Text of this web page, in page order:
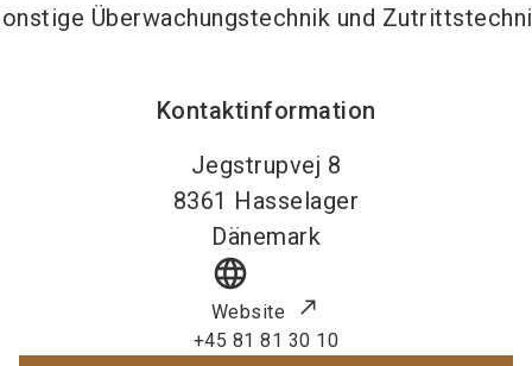
Überwachungstechnik und
Kontaktinformation
Jegstrupvej 8
8361 Hasselager
Dänemark
language
Website
+45 81 81 30 10